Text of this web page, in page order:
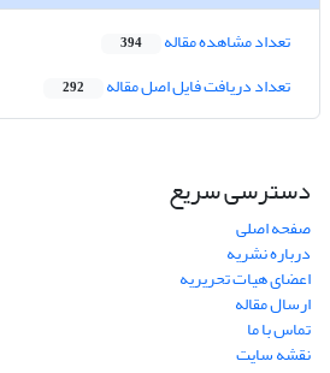
تعداد مشاهده مقاله 394
تعداد دریافت فایل اصل مقاله 292
دسترسی سریع
صفحه اصلی
درباره نشریه
اعضای هیات تحریریه
ارسال مقاله
تماس با ما
نقشه سایت